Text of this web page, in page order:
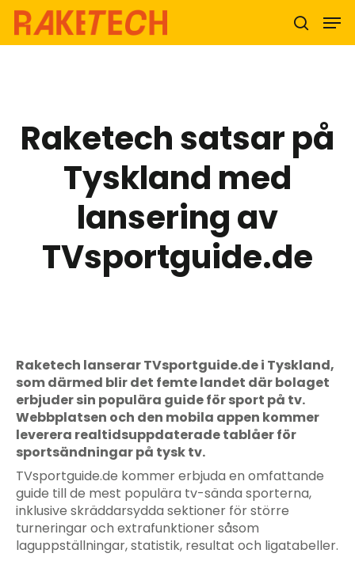
Raketech satsar på
Tyskland med
lansering av
TVsportguide.de
Raketech lanserar TVsportguide.de i Tyskland,
som därmed blir det femte landet där bolaget
erbjuder sin populära guide för sport på tv.
Webbplatsen och den mobila appen kommer
leverera realtidsuppdaterade tablåer för
sportsändningar på tysk tv.
TVsportguide.de kommer erbjuda en omfattande
guide till de mest populära tv-sända sporterna,
inklusive skräddarsydda sektioner för större
turneringar och extrafunktioner såsom
laguppställningar, statistik, resultat och ligatabeller.